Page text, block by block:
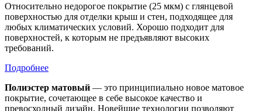
Относительно недорогое покрытие (25 мкм) с глянцевой
поверхностью для отделки крыш и стен, подходящее для
любых климатических условий. Хорошо подходит для
поверхностей, к которым не предъявляют высоких
требований.
Подробнее
Полиэстер матовый — это принципиально новое матовое
покрытие, сочетающее в себе высокое качество и
превосходный дизайн. Новейшие технологии позволяют